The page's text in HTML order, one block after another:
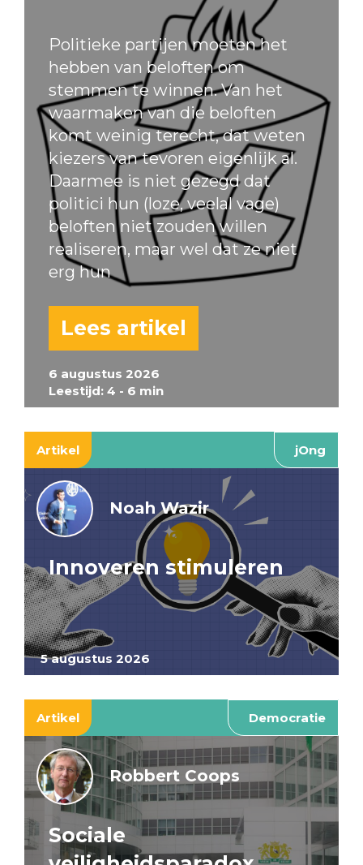
6 augustus 2026
Leestijd: 4 - 6 min
Politieke partijen moeten het
hebben van beloften om
stemmen te winnen. Van het
waarmaken van die beloften
komt weinig terecht, dat weten
kiezers van tevoren eigenlijk al.
Daarmee is niet gezegd dat
politici hun (loze, veelal vage)
beloften niet zouden willen
realiseren, maar wel dat ze niet
erg hun
Lees artikel
Artikel jOng
5 augustus 2026
Noah Wazir
Innoveren stimuleren
Artikel Democratie
Robbert Coops
Sociale